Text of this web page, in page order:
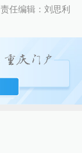
责任编辑：刘思利